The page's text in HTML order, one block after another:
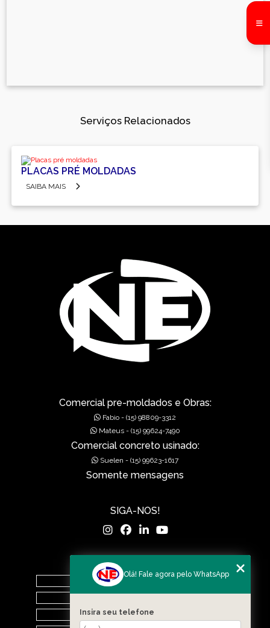
Serviços Relacionados
PLACAS PRÉ MOLDADAS
SAIBA MAIS
Comercial pre-moldados e Obras:
Fabio - (15) 98809-3312
Mateus - (15) 99624-7490
Comercial concreto usinado:
Suelen - (15) 99623-1617
Somente mensagens
SIGA-NOS!
MENU
Nova Era Concreto
Olá! Fale agora pelo WhatsApp
Insira seu telefone